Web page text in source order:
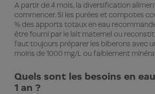
A partir de 4 mois, la diversification
commencer. Si les purées et compotes
% des apports totaux en eau
être fourni par le lait maternel ou
faut toujours préparer les biberons avec
moins de 1000 mg/L ou faiblement
Quels sont les besoins en
1 an ?